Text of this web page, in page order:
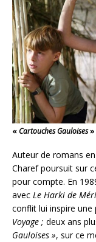
«Cartouches Gauloises
Auteur de romans
Charef poursuit sur
pour compte. En
avec Le Harki de
conflit lui inspire une
Voyage ; deux ans
Gauloises », sur ce